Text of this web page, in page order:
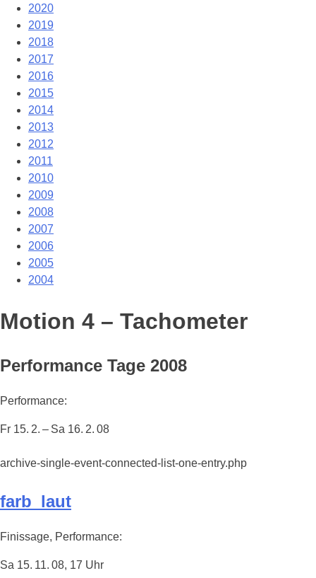
2020
2019
2018
2017
2016
2015
2014
2013
2012
2011
2010
2009
2008
2007
2006
2005
2004
Motion 4 – Tachometer
Performance Tage 2008
Performance:
Fr 15. 2. – Sa 16. 2. 08
archive-single-event-connected-list-one-entry.php
farb_laut
Finissage, Performance:
Sa 15. 11. 08, 17 Uhr